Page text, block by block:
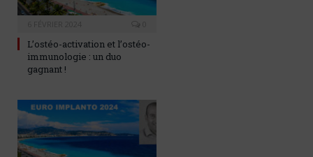
L’ostéo-activation et l’ostéo-
immunologie : un duo
gagnant !